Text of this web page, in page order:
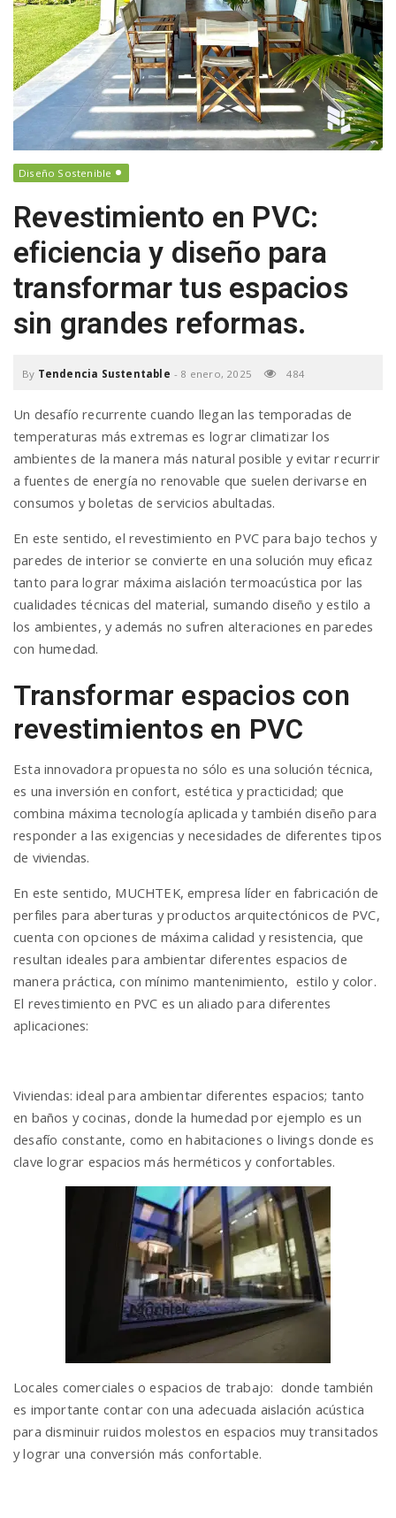
a
v
g
t
n
Diseño Sostenible
Revestimiento en PVC:
eficiencia y diseño para
transformar tus espacios
sin grandes reformas.
By Tendencia Sustentable - 8 enero, 2025 484
Un desafío recurrente cuando llegan las temporadas de
temperaturas más extremas es lograr climatizar los
ambientes de la manera más natural posible y evitar recurrir
a fuentes de energía no renovable que suelen derivarse en
consumos y boletas de servicios abultadas.
En este sentido, el revestimiento en PVC para bajo techos y
paredes de interior se convierte en una solución muy eficaz
tanto para lograr máxima aislación termoacústica por las
cualidades técnicas del material, sumando diseño y estilo a
los ambientes, y además no sufren alteraciones en paredes
con humedad.
Transformar espacios con
revestimientos en PVC
Esta innovadora propuesta no sólo es una solución técnica,
es una inversión en confort, estética y practicidad; que
combina máxima tecnología aplicada y también diseño para
responder a las exigencias y necesidades de diferentes tipos
de viviendas.
En este sentido, MUCHTEK, empresa líder en fabricación de
perfiles para aberturas y productos arquitectónicos de PVC,
cuenta con opciones de máxima calidad y resistencia, que
resultan ideales para ambientar diferentes espacios de
manera práctica, con mínimo mantenimiento, estilo y color.
El revestimiento en PVC es un aliado para diferentes
aplicaciones:
Viviendas: ideal para ambientar diferentes espacios; tanto
en baños y cocinas, donde la humedad por ejemplo es un
desafío constante, como en habitaciones o livings donde es
clave lograr espacios más herméticos y confortables.
Locales comerciales o espacios de trabajo: donde también
es importante contar con una adecuada aislación acústica
para disminuir ruidos molestos en espacios muy transitados
y lograr una conversión más confortable.